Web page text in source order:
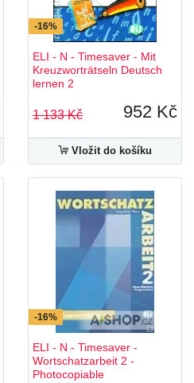
-16%
ELI - N - Timesaver - Mit
Kreuzworträtseln Deutsch
lernen 2
1 133 Kč 952 Kč
Vložit do košíku
-16%
ELI - N - Timesaver -
Wortschatzarbeit 2 -
Photocopiable